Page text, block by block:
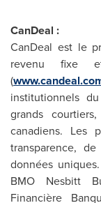
CanDeal :
CanDeal est le
revenu fixe et
(
institutionnels
grands
canadiens. Les
transparence,
données
BMO Nesbitt
Financière